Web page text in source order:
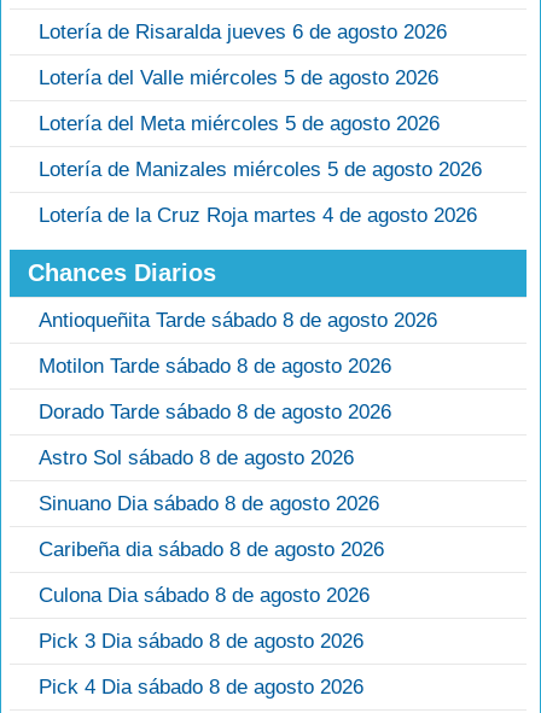
Lotería de Risaralda jueves 6 de agosto 2026
Lotería del Valle miércoles 5 de agosto 2026
Lotería del Meta miércoles 5 de agosto 2026
Lotería de Manizales miércoles 5 de agosto 2026
Lotería de la Cruz Roja martes 4 de agosto 2026
Chances Diarios
Antioqueñita Tarde sábado 8 de agosto 2026
Motilon Tarde sábado 8 de agosto 2026
Dorado Tarde sábado 8 de agosto 2026
Astro Sol sábado 8 de agosto 2026
Sinuano Dia sábado 8 de agosto 2026
Caribeña dia sábado 8 de agosto 2026
Culona Dia sábado 8 de agosto 2026
Pick 3 Dia sábado 8 de agosto 2026
Pick 4 Dia sábado 8 de agosto 2026